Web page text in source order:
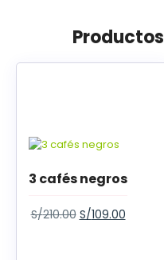
3 cafés negros
S/210.00 S/109.00